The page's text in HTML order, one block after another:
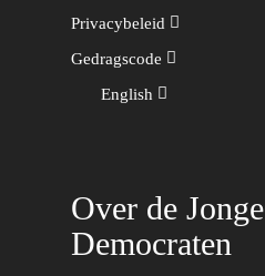
Privacybeleid
Gedragscode
English
Over de Jonge
Democraten